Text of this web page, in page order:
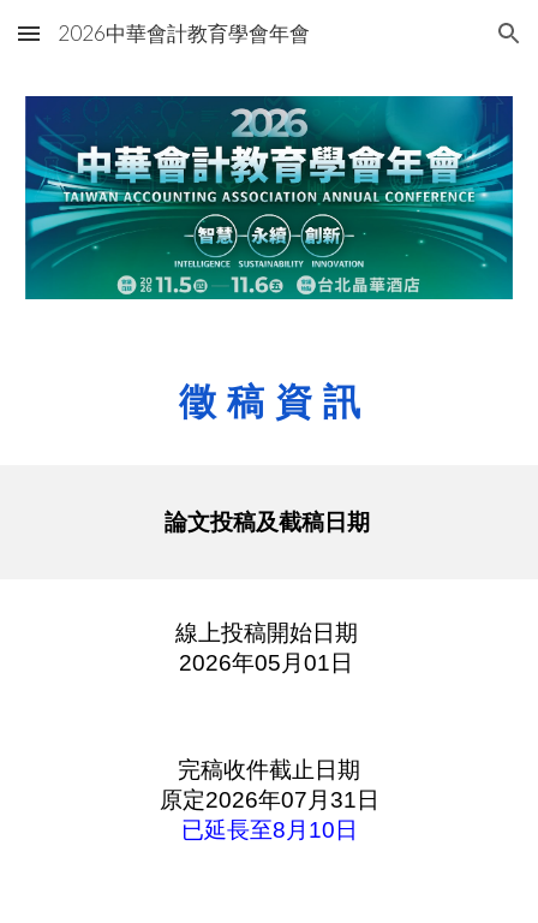
Skip to main content Skip to navigation
2026中華會計教育學會年會
徵 稿 資 訊
論文投稿及截稿日期
線上投稿開始日期
2026年05 月 01日
完稿收件截止日期
原定2026年07月31日
已延長至8月10日